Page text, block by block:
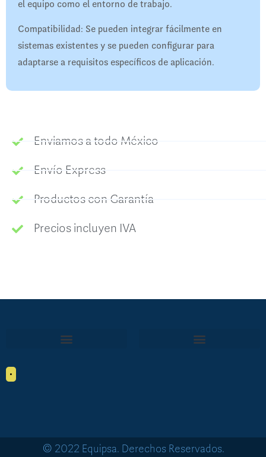
el equipo como el entorno de trabajo.
Compatibilidad: Se pueden integrar fácilmente en
sistemas existentes y se pueden configurar para
adaptarse a requisitos específicos de aplicación.
Enviamos a todo México
Envío Express
Productos con Garantía
Precios incluyen IVA
•
© 2022 Equipsa. Derechos Reservados.